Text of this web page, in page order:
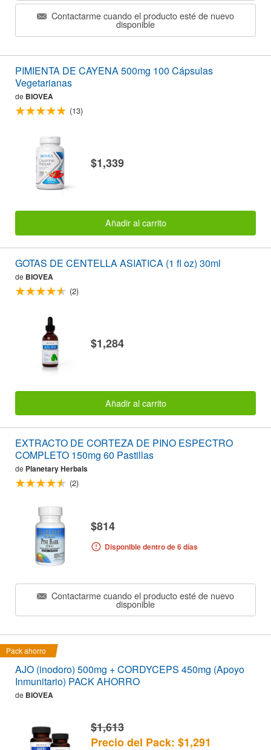
Contactarme cuando el producto esté de nuevo
disponible
PIMIENTA DE CAYENA 500mg 100 Cápsulas
Vegetarianas
de BIOVEA
(13)
$1,339
Añadir al carrito
GOTAS DE CENTELLA ASIATICA (1 fl oz) 30ml
de BIOVEA
(2)
$1,284
Añadir al carrito
EXTRACTO DE CORTEZA DE PINO ESPECTRO
COMPLETO 150mg 60 Pastillas
de Planetary Herbals
(2)
$814
Disponible dentro de 6 días
Contactarme cuando el producto esté de nuevo
disponible
Pack ahorro
AJO (inodoro) 500mg + CORDYCEPS 450mg (Apoyo
Inmunitario) PACK AHORRO
de BIOVEA
$1,613
Precio del Pack: $1,291